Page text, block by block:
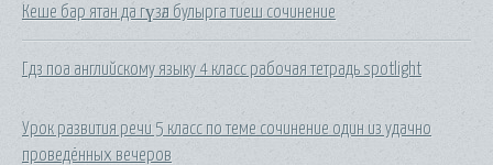
Кеше бар ятан да гүзәл булырга тиеш сочинение
Гдз поа английскому языку 4 класс рабочая тетрадь spotlight
Урок развития речи 5 класс по теме сочинение один из удачно
проведённых вечеров